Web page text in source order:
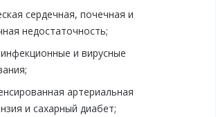
сердечная, почечная и
недостаточность;
и вирусные
артериальная
и сахарный диабет;